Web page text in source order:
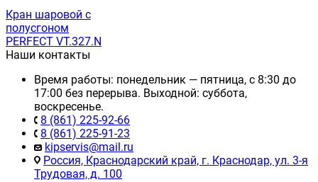
Кран шаровой с
полусгоном
PERFECT VT.327.N
Наши контакты
Время работы: понедельник — пятница, с 8:30 до
17:00 без перерыва. Выходной: суббота,
воскресенье.
8 (861) 225-92-66
8 (861) 225-91-23
kipservis@mail.ru
Россия, Краснодарский край, г. Краснодар, ул. 3-я
Трудовая, д. 100